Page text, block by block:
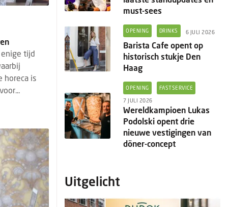
tijd
horeca is
must-sees
OPENING DRINKS 6 JULI 2026
Barista Cafe opent op
historisch stukje Den
Haag
OPENING FASTSERVICE
7 JULI 2026
Wereldkampioen Lukas
Podolski opent drie
nieuwe vestigingen van
döner-concept
Uitgelicht